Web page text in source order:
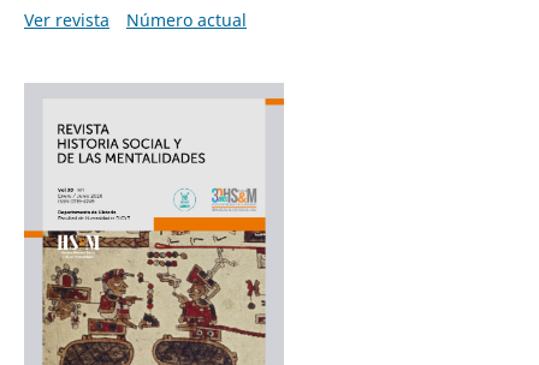
Ver revista
Número actual